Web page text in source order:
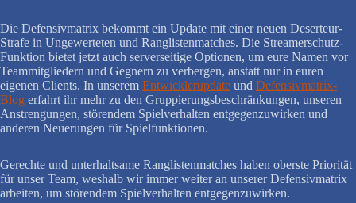
Die Defensivmatrix bekommt ein Update mit einer neuen Deserteur-
Strafe in Ungewerteten und Ranglistenmatches. Die Streamerschutz-
Funktion bietet jetzt auch serverseitige Optionen, um eure Namen vor
Teammitgliedern und Gegnern zu verbergen, anstatt nur in euren
eigenen Clients. In unserem Entwicklerupdate und Defensivmatrix-
Blog erfahrt ihr mehr zu den Gruppierungsbeschränkungen, unseren
Anstrengungen, störendem Spielverhalten entgegenzuwirken und
anderen Neuerungen für Spielfunktionen.
Gerechte und unterhaltsame Ranglistenmatches haben oberste Priorität
für unser Team, weshalb wir immer weiter an unserer Defensivmatrix
arbeiten, um störendem Spielverhalten entgegenzuwirken.